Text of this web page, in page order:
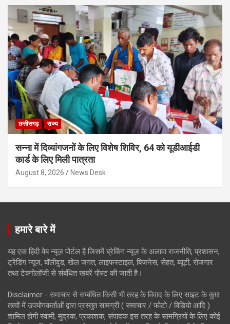
छत्तीसगढ़ राज्य
सन्ना में दिव्यांगजनों के लिए विशेष शिविर, 64 को यूडीआईडी
कार्ड के लिए मिली पात्रता
August 8, 2026 News Desk
हमारे बारे में
यह एक हिंदी वेब न्यूज़ पोर्टल है जिसमें ब्रेकिंग न्यूज़ के अलावा राजनीति, प्रशासन,
ट्रेंडिंग न्यूज, बॉलीवुड, खेल जगत, लाइफस्टाइल, बिजनेस, सेहत, ब्यूटी, रोजगार
तथा टेक्नोलॉजी से संबंधित खबरें पोस्ट की जाती है।
Disclaimer - समाचार से सम्बंधित किसी भी तरह के विवाद के लिए साइट के कुछ
तत्वों में उपयोगकर्ताओं द्वारा प्रस्तुत सामग्री ( समाचार / फोटो / विडियो आदि )
शामिल होगी स्वामी, मुद्रक, प्रकाशक, संपादक इस तरह के सामग्रियों के लिए कोई